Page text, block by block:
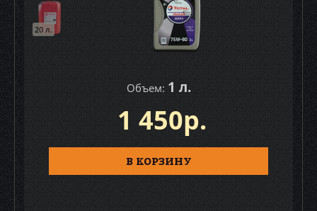
20 л.
Объем: 1 л.
1 450р.
В КОРЗИНУ